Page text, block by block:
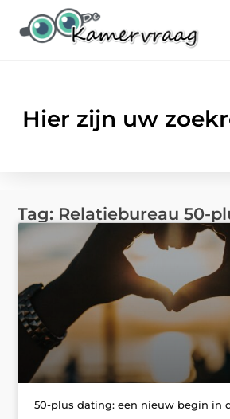
Hier zijn uw
Tag: Relatiebureau 50-
50-plus dating: een nieuw begin in